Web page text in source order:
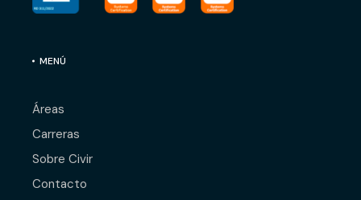
MENÚ
Áreas
Carreras
Sobre Civir
Contacto